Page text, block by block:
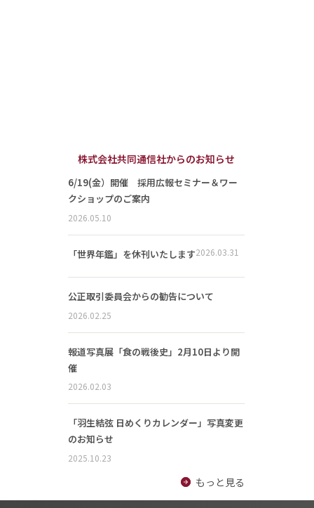
株式会社共同通信社からのお知らせ
6/19(金）開催 採用広報セミナー＆ワー
クショップのご案内
2026.05.10
「世界年鑑」を休刊いたします2026.03.31
公正取引委員会からの勧告について
2026.02.25
報道写真展「食の戦後史」2月10日より開
催
2026.02.03
「羽生結弦 日めくりカレンダー」写真変更
のお知らせ
2025.10.23
もっと見る